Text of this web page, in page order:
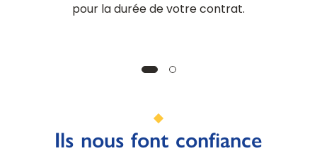
pour la durée de votre contrat.
Ils nous font confiance